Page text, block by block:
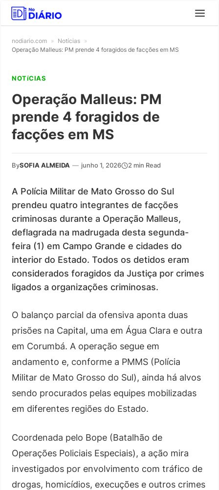
nodiario.com » Notícias »
Operação Malleus: PM prende 4 foragidos de facções em MS
NOTíCIAS
Operação Malleus: PM
prende 4 foragidos de
facções em MS
BySOFIA ALMEIDA — junho 1, 2026 2 min Read
A Polícia Militar de Mato Grosso do Sul
prendeu quatro integrantes de facções
criminosas durante a Operação Malleus,
deflagrada na madrugada desta segunda-
feira (1) em Campo Grande e cidades do
interior do Estado. Todos os detidos eram
considerados foragidos da Justiça por crimes
ligados a organizações criminosas.
O balanço parcial da ofensiva aponta duas
prisões na Capital, uma em Água Clara e outra
em Corumbá. A operação segue em
andamento e, conforme a PMMS (Polícia
Militar de Mato Grosso do Sul), ainda há alvos
sendo procurados pelas equipes mobilizadas
em diferentes regiões do Estado.
Coordenada pelo Bope (Batalhão de
Operações Policiais Especiais), a ação mira
investigados por envolvimento com tráfico de
drogas, homicídios, execuções e outros crimes